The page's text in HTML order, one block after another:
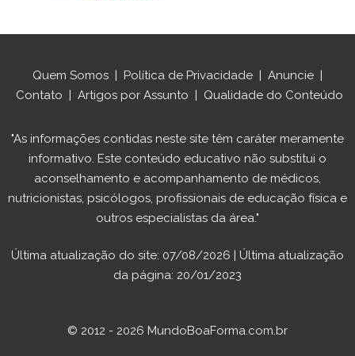
Quem Somos | Política de Privacidade | Anuncie |
Contato | Artigos por Assunto | Qualidade do Conteúdo
"As informações contidas neste site têm caráter meramente
informativo. Este conteúdo educativo não substitui o
aconselhamento e acompanhamento de médicos,
nutricionistas, psicólogos, profissionais de educação física e
outros especialistas da área."
Última atualização do site: 07/08/2026 | Última atualização
da página: 20/01/2023
© 2012 - 2026 MundoBoaForma.com.br